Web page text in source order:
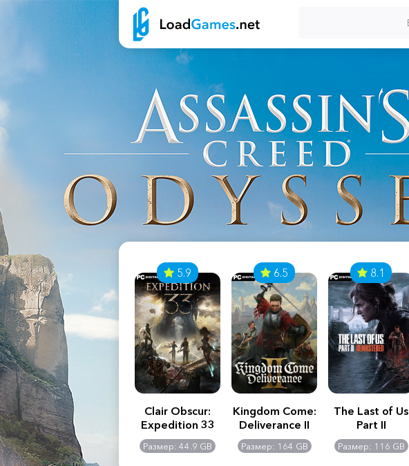
2:
-
GB
Assassin's Creed
Shadows
Размер: 117 GB
5.9
Clair Obscur:
Expedition 33
Размер: 44.9 GB
6.5
Kingdom Come:
Deliverance II
Размер: 164 GB
8.1
The Last of Us
Part II
Remastered
Размер: 116 GB